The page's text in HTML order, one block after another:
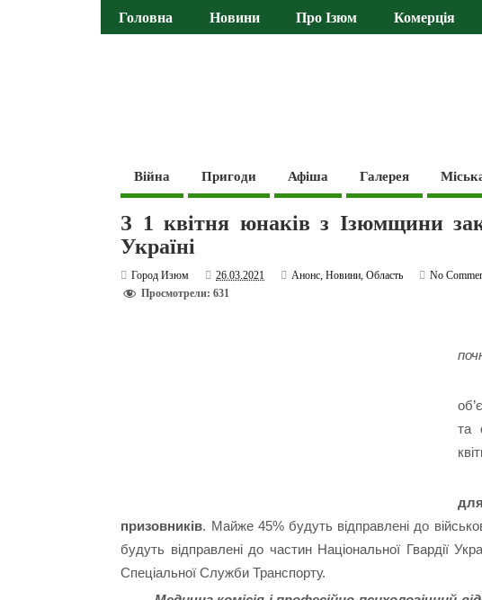
Головна Новини Про Ізюм Комерція
Війна Пригоди Афіша Галерея
З 1 квітня юнаків з Ізюмщини
Україні
Город Изюм 26.03.2021 Анонс,Новини,Область
No
Просмотрели: 631
та
призовників. Майже 45% будуть відправлені до
будуть відправлені до частин Національної Гвардії
Спеціальної Служби Транспорту.